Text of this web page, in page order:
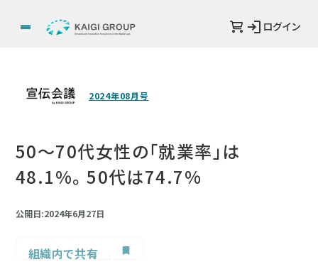
ログイン
2024年08月号
50～70代女性の「就業率」は
48.1%。 50代は74.7%
公開日:2024年6月27日
組織内で共有